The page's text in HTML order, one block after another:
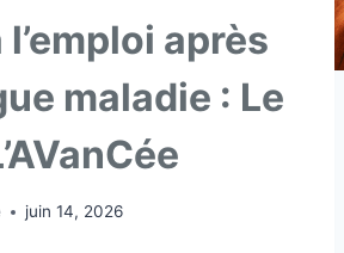
après
maladie : Le
juin 14, 2026